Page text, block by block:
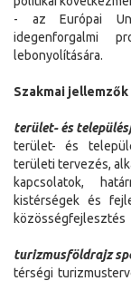
- az Európai
idegenforgalmi
lebonyolítására.
Szakmai jellemzők
terület- és
terület- és
területi tervezés,
kapcsolatok,
kistérségek és
közösségfejlesztés
turizmusföldrajz
térségi